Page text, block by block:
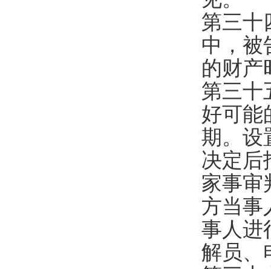
第三
中，被
的财产
第三
好可能
期。设
决定后
家事审
方当事
事人进
解员、